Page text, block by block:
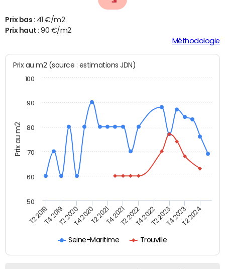
Prix bas : 41 €/m2
Prix haut :90 €/m2
Méthodologie
Prix au m2
Prix au m2 (source : estimations JDN)
Seine-Maritime Trouville
T2 2019T4 2019T2 2020T4 2020T2 2021T4 2021T2 2022T4 2022T2 2023T4 2023T2 2024
50
60
70
80
90
100